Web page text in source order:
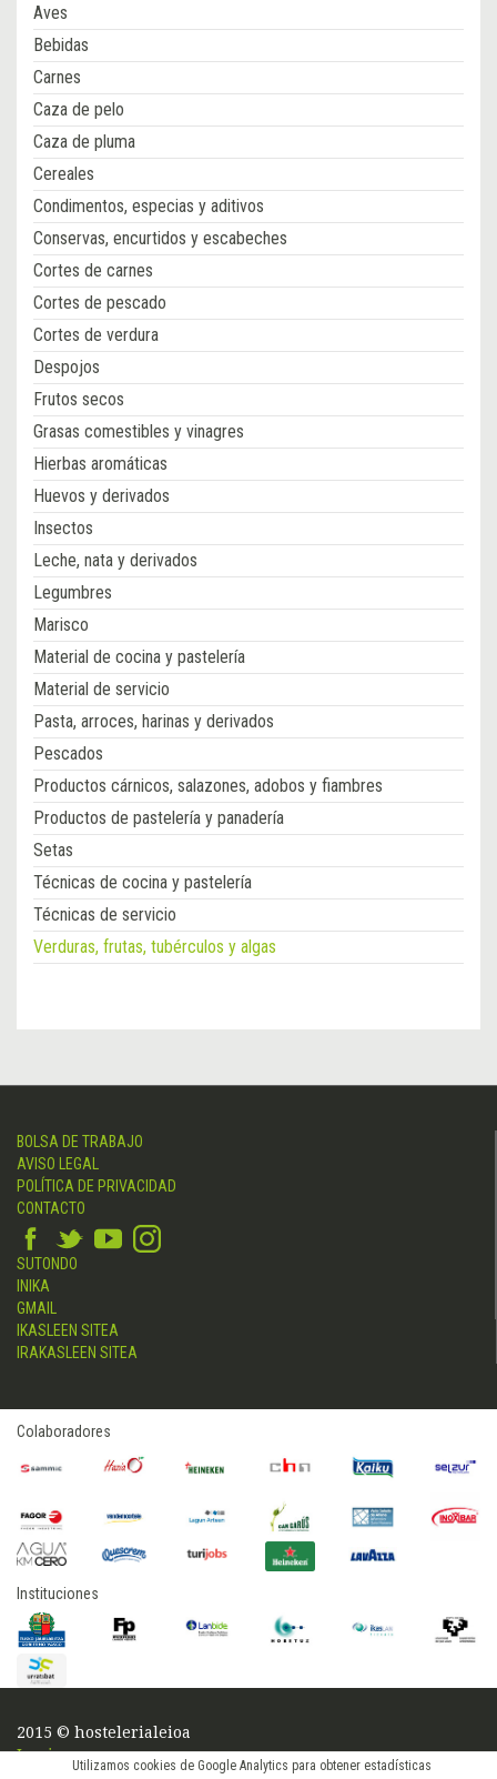
Utilizamos cookies de Google Analytics para obtener estadísticas
Aves
Bebidas
Carnes
Caza de pelo
Caza de pluma
Cereales
Condimentos, especias y aditivos
Conservas, encurtidos y escabeches
Cortes de carnes
Cortes de pescado
Cortes de verdura
Despojos
Frutos secos
Grasas comestibles y vinagres
Hierbas aromáticas
Huevos y derivados
Insectos
Leche, nata y derivados
Legumbres
Marisco
Material de cocina y pastelería
Material de servicio
Pasta, arroces, harinas y derivados
Pescados
Productos cárnicos, salazones, adobos y fiambres
Productos de pastelería y panadería
Setas
Técnicas de cocina y pastelería
Técnicas de servicio
Verduras, frutas, tubérculos y algas
BOLSA DE TRABAJO
AVISO LEGAL
POLÍTICA DE PRIVACIDAD
CONTACTO
SUTONDO
INIKA
GMAIL
IKASLEEN SITEA
IRAKASLEEN SITEA
Colaboradores
Instituciones
2015 © hostelerialeioa
Log in